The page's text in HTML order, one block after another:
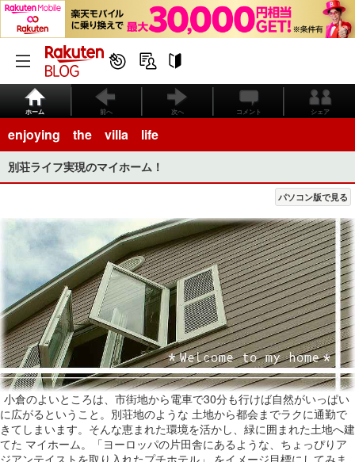
ホーム 前へ 次へ コメント シェア
enjoying the villa life
別荘ライフ実現のマイホーム！
パソコン版で見る
小倉のよいところは、市街地から電車で30分も行けば自然がいっぱい
に広がるということ。別荘地のような 土地から都会までラクに通勤で
きてしまいます。そんな恵まれた環境を活かし、緑に囲まれた土地へ建
てた マイホーム。「ヨーロッパの片田舎にあるような、ちょっぴりア